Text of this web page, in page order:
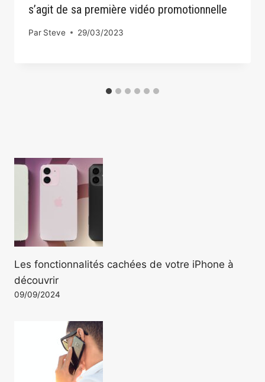
s’agit de sa première vidéo promotionnelle
Par Steve 29/03/2023
Les fonctionnalités cachées de votre iPhone à
découvrir
09/09/2024